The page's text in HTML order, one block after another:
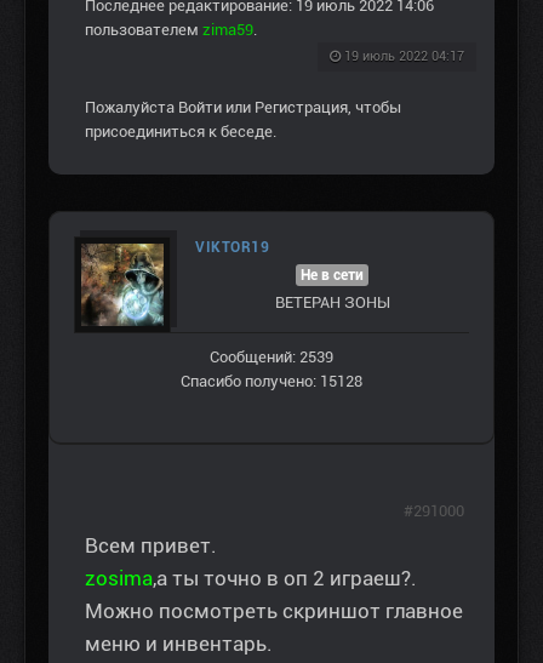
Последнее редактирование: 19 июль 2022 14:06
пользователем zima59.
19 июль 2022 04:17
Пожалуйста Войти или Регистрация, чтобы
присоединиться к беседе.
VIKTOR19
Не в сети
ВЕТЕРАН ЗOНЫ
Сообщений: 2539
Спасибо получено: 15128
Всем привет.
zosima,а ты точно в оп 2 играеш?.
Можно посмотреть скриншот главное
меню и инвентарь.
#291000